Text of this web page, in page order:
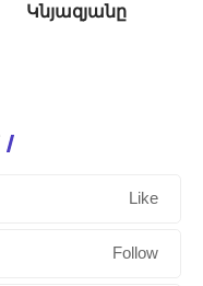
Կնյազյանը
Like
Follow